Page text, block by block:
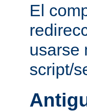
El
usarse
script/